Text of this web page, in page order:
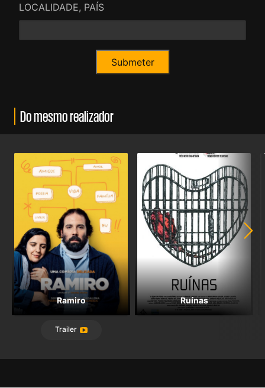
LOCALIDADE, PAÍS
Do mesmo realizador
Ramiro
Trailer
Ruínas